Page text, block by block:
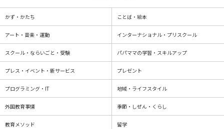
かず・かたち ことば・絵本
アート・音楽・運動 インターナショナル・プリスクール
スクール・ならいごと・受験 パパママの学習・スキルアップ
プレス・イベント・新サービス プレゼント
プログラミング・IT 地域・ライフスタイル
外国教育事情 季節・しぜん・くらし
教育メソッド 留学